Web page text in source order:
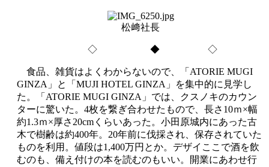
松﨑社長
◇ ◆ ◇
食品、雑貨はよくわからないので、「ATORIE MUGI
GINZA」と「MUJI HOTEL GINZA」を集中的に見学し
た。「ATORIE MUGI GINZA」では、クスノキのカウン
ターに驚いた。4枚を繋ぎ合わせたもので、長さ10ｍ×幅
約1.3ｍ×厚さ20cmくらいあった。小田原城内にあった古
木で樹齢は約400年。20年前に伐採され、保存されていた
ものを利用。値段は1,400万円とか。デザイここで酒を飲
むのも、備え付けの本を読むのもいい。開業にあわせ行